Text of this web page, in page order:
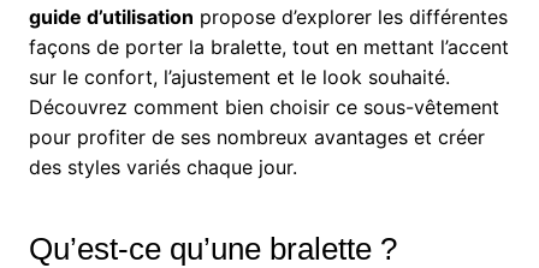
guide d’utilisation propose d’explorer les différentes
façons de porter la bralette, tout en mettant l’accent
sur le confort, l’ajustement et le look souhaité.
Découvrez comment bien choisir ce sous-vêtement
pour profiter de ses nombreux avantages et créer
des styles variés chaque jour.
Qu’est-ce qu’une bralette ?